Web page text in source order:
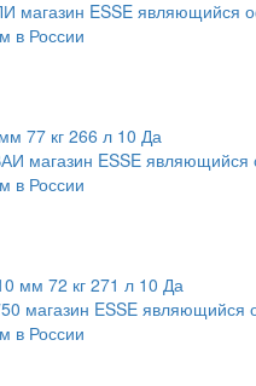
77 кг 266 л 10 Да
мм 72 кг 271 л 10 Да